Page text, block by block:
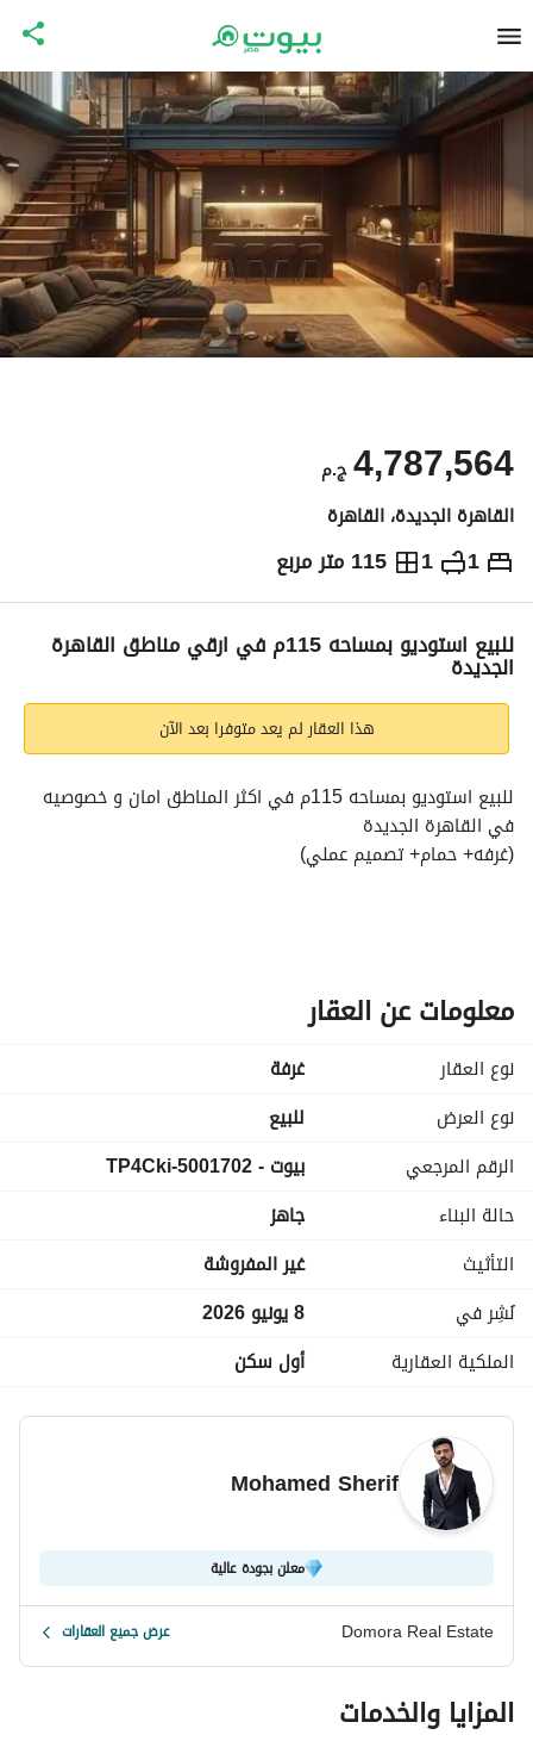
ج.م4,787,564
القاهرة الجديدة، القاهرة
1
1 115 متر مربع ج.م4,787,564
التفاصيل الاتجاهات والمؤشرات رهن عقاري
للبيع استوديو بمساحه 115م في ارقي مناطق القاهرة
الجديدة
هذا العقار لم يعد متوفرا بعد الآن
في القاهرة الجديدة
(غرفه+ حمام+ تصميم عملي)
الشقه تصميم ممتاز و قريبة من جميع الخدمات
تواصل لمعرفة السعر و المزيد من الخدمات
معلومات عن العقار
نوع العقار
غرفة
نوع العرض
للبيع
الرقم المرجعي
بيوت - 5001702-TP4Cki
حالة البناء
جاهز
التأثيث
غير المفروشة
نُشِر في
8 يونيو 2026
الملكية العقارية
أول سكن
Mohamed Sherif
معلن بجودة عالية
Domora Real Estate عرض جميع العقارات
المزايا والخدمات